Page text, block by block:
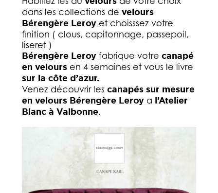
dans les collections de velours
Bérengère Leroyet choisssez votre
finition ( clous, capitonnage, passepoil,
liseret )
Bérengère Leroyfabrique votre canapé
en veloursen 4 semaines et vous le livre
sur la côte d’azur.
Venez découvrir les canapés sur mesure
en velours Bérengère Leroya l’Atelier
Blanc à Valbonne.